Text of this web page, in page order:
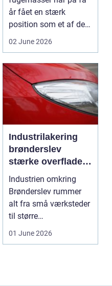
år fået en stærk
position som et af de
mest alsidige valg til
02 June 2026
Industrilakering
brønderslev
stærke overflader
til industri og
erhverv
Industrien omkring
Brønderslev rummer
alt fra små værksteder
til større
produktionsvirksomhe
01 June 2026